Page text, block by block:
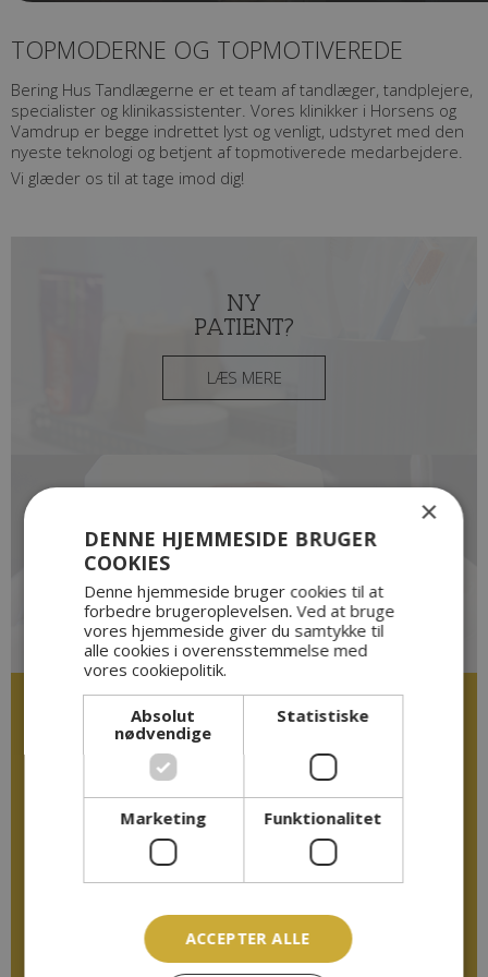
TOPMODERNE OG TOPMOTIVEREDE
Bering Hus Tandlægerne er et team af tandlæger, tandplejere,
specialister og klinikassistenter. Vores klinikker i Horsens og
Vamdrup er begge indrettet lyst og venligt, udstyret med den
nyeste teknologi og betjent af topmotiverede medarbejdere.
Vi glæder os til at tage imod dig!
NY
PATIENT?
LÆS MERE
VI TILBYDER
LÆS MERE
VI HAR EN KÆBEKIRURG TILKNYTTET KLINIKKEN?
Læs mere
×
DENNE HJEMMESIDE BRUGER
COOKIES
Denne hjemmeside bruger cookies til at
forbedre brugeroplevelsen. Ved at bruge
vores hjemmeside giver du samtykke til
alle cookies i overensstemmelse med
vores cookiepolitik.
Absolut
nødvendige
Statistiske
Marketing Funktionalitet
ACCEPTER ALLE